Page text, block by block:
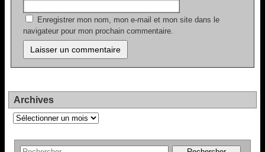
Enregistrer mon nom, mon e-mail et mon site dans le
navigateur pour mon prochain commentaire.
Archives
Archives